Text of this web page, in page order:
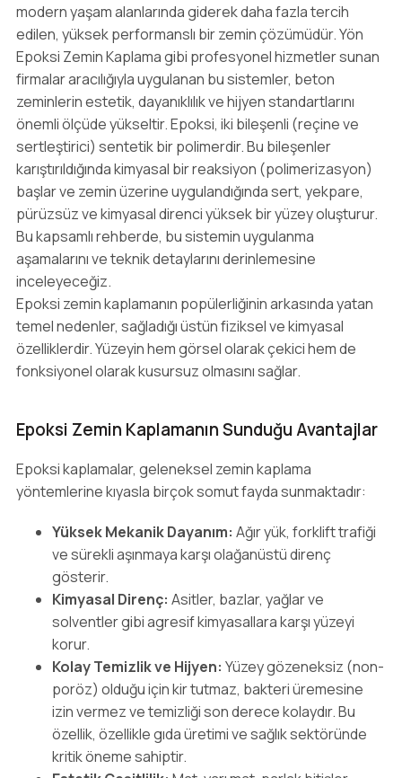
modern yaşam alanlarında giderek daha fazla tercih
edilen, yüksek performanslı bir zemin çözümüdür. Yön
Epoksi Zemin Kaplama gibi profesyonel hizmetler sunan
firmalar aracılığıyla uygulanan bu sistemler, beton
zeminlerin estetik, dayanıklılık ve hijyen standartlarını
önemli ölçüde yükseltir. Epoksi, iki bileşenli (reçine ve
sertleştirici) sentetik bir polimerdir. Bu bileşenler
karıştırıldığında kimyasal bir reaksiyon (polimerizasyon)
başlar ve zemin üzerine uygulandığında sert, yekpare,
pürüzsüz ve kimyasal direnci yüksek bir yüzey oluşturur.
Bu kapsamlı rehberde, bu sistemin uygulanma
aşamalarını ve teknik detaylarını derinlemesine
inceleyeceğiz.
Epoksi zemin kaplamanın popülerliğinin arkasında yatan
temel nedenler, sağladığı üstün fiziksel ve kimyasal
özelliklerdir. Yüzeyin hem görsel olarak çekici hem de
fonksiyonel olarak kusursuz olmasını sağlar.
Epoksi Zemin Kaplamanın Sunduğu Avantajlar
Epoksi kaplamalar, geleneksel zemin kaplama
yöntemlerine kıyasla birçok somut fayda sunmaktadır:
Yüksek Mekanik Dayanım: Ağır yük, forklift trafiği
ve sürekli aşınmaya karşı olağanüstü direnç
gösterir.
Kimyasal Direnç: Asitler, bazlar, yağlar ve
solventler gibi agresif kimyasallara karşı yüzeyi
korur.
Kolay Temizlik ve Hijyen: Yüzey gözeneksiz (non-
poröz) olduğu için kir tutmaz, bakteri üremesine
izin vermez ve temizliği son derece kolaydır. Bu
özellik, özellikle gıda üretimi ve sağlık sektöründe
kritik öneme sahiptir.